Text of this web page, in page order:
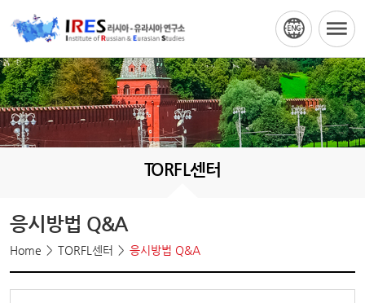
TORFL센터
응시방법 Q&A
Home TORFL센터 응시방법 Q&A